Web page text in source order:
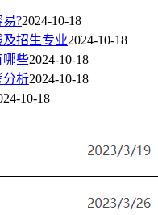
?2024-10-18
及招生专业2024-10-18
哪些2024-10-18
分析2024-10-18
10-18